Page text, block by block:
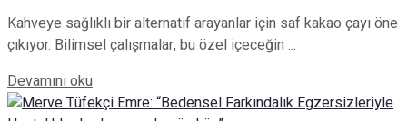
Kahveye sağlıklı bir alternatif arayanlar için saf kakao çayı öne
çıkıyor. Bilimsel çalışmalar, bu özel içeceğin ...
Devamını okuDetails